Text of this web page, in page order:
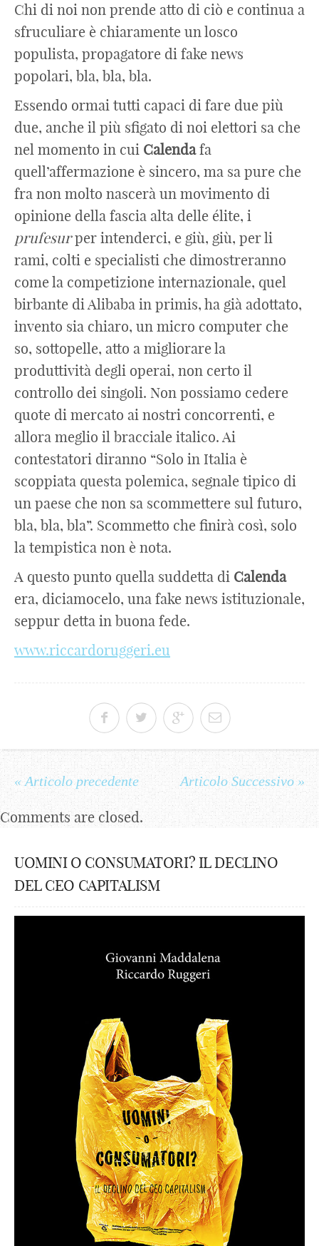
Chi di noi non prende atto di ciò e continua a
sfruculiare è chiaramente un losco
populista, propagatore di fake news
popolari, bla, bla, bla.
Essendo ormai tutti capaci di fare due più
due, anche il più sfigato di noi elettori sa che
nel momento in cui Calendafa
quell’affermazione è sincero, ma sa pure che
fra non molto nascerà un movimento di
opinione della fascia alta delle élite, i
prufesurper intenderci, e giù, giù, per li
rami, colti e specialisti che dimostreranno
come la competizione internazionale, quel
birbante di Alibaba in primis, ha già adottato,
invento sia chiaro, un micro computer che
so, sottopelle, atto a migliorare la
produttività degli operai, non certo il
controllo dei singoli. Non possiamo cedere
quote di mercato ai nostri concorrenti, e
allora meglio il bracciale italico. Ai
contestatori diranno “Solo in Italia è
scoppiata questa polemica, segnale tipico di
un paese che non sa scommettere sul futuro,
bla, bla, bla”. Scommetto che finirà così, solo
la tempistica non è nota.
A questo punto quella suddetta di Calenda
era, diciamocelo, una fake news istituzionale,
seppur detta in buona fede.
www.riccardoruggeri.eu
« Articolo precedente Articolo Successivo »
Comments are closed.
UOMINI O CONSUMATORI? IL DECLINO
DEL CEO CAPITALISM